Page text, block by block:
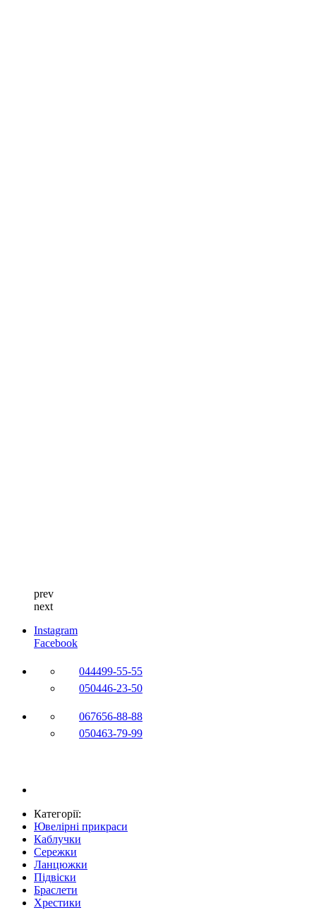
prev
next
Instagram
Facebook
044499-55-55
050446-23-50
067656-88-88
050463-79-99
Категорії:
Ювелірні прикраси
Каблучки
Сережки
Ланцюжки
Підвіски
Браслети
Хрестики